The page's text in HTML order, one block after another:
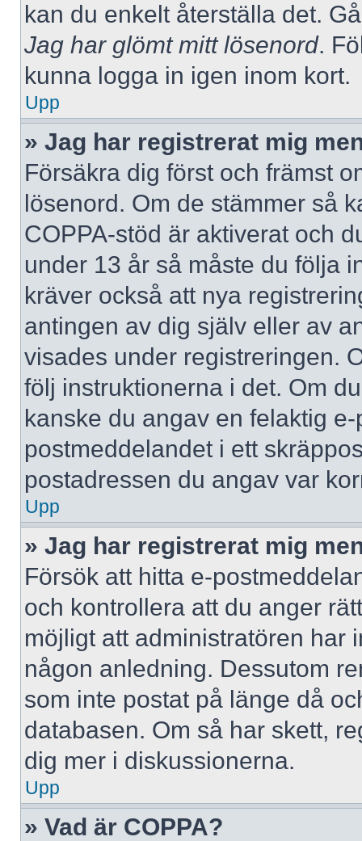
kan du enkelt återställa det.
Jag har glömt mitt lösenord.
kunna logga in igen inom kort.
Upp
» Jag har registrerat mig
Försäkra dig först och främst
lösenord. Om de stämmer så
COPPA-stöd är aktiverat och
under 13 år så måste du följa
kräver också att nya
antingen av dig själv eller av
visades under registreringen.
följ instruktionerna i det. Om
kanske du angav en felaktig
postmeddelandet i ett
postadressen du angav var
Upp
» Jag har registrerat mig
Försök att hitta e-
och kontrollera att du anger
möjligt att administratören har
någon anledning. Dessutom
som inte postat på länge då
databasen. Om så har skett,
dig mer i diskussionerna.
Upp
» Vad är COPPA?